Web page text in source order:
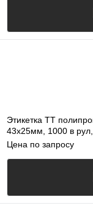
Этикетка ТТ
43х25мм, 1000 в
Цена по запросу